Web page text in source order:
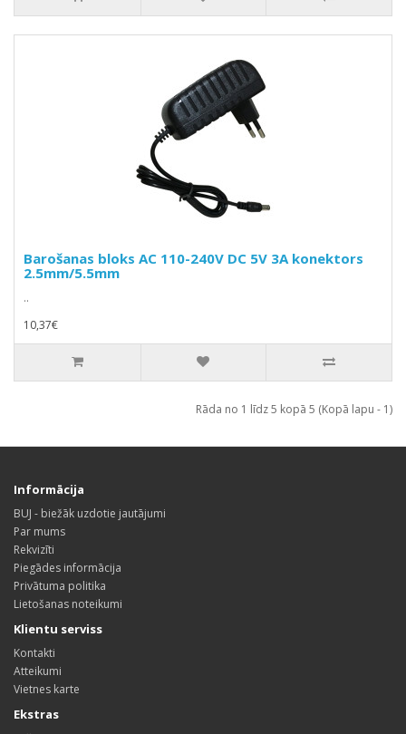
Barošanas bloks AC 110-240V DC 5V 3A konektors
2.5mm/5.5mm
..
10,37€
Rāda no 1 līdz 5 kopā 5 (Kopā lapu - 1)
Informācija
BUJ - biežāk uzdotie jautājumi
Par mums
Rekvizīti
Piegādes informācija
Privātuma politika
Lietošanas noteikumi
Klientu serviss
Kontakti
Atteikumi
Vietnes karte
Ekstras